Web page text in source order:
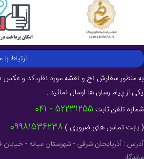
ارتباط با
به منظور سفارش نخ و نقشه مورد نظر، کد و عکس
یکی از پیام رسان ها ارسال نمائید .
شماره تلفن ثابت 52231255 - 041
( بابت تماس های ضروری ) 09981536238